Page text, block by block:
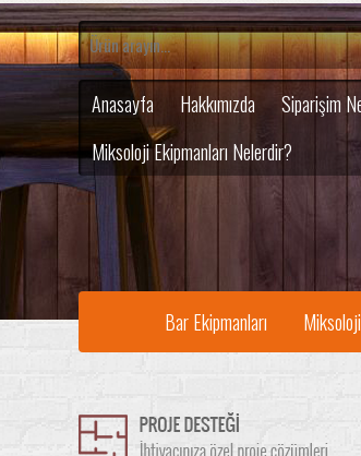
Anasayfa Hakkımızda Siparişim
Miksoloji Ekipmanları Nelerdir?
Bar Ekipmanları